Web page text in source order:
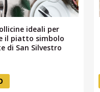
ideali per
il piatto simbolo
di San Silvestro